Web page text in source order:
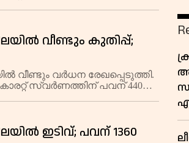
വീണ്ടും കുതിപ്പ്;
വർധന രേഖപ്പെടുത്തി.
സ്വർണത്തിന് പവന് 440
ഇടിവ്; പവന് 1360